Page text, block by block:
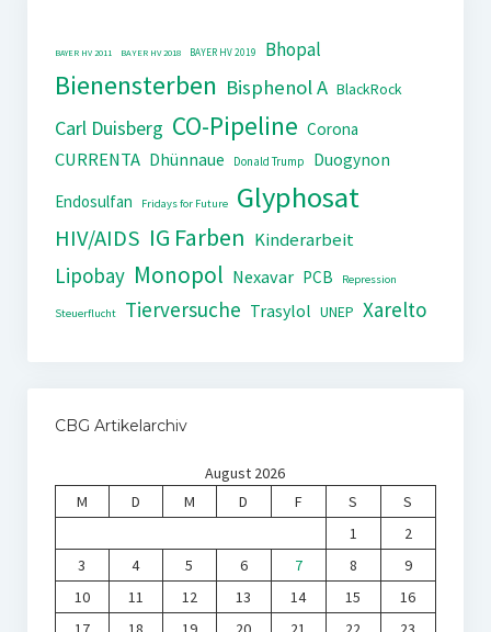
BAYER HV 2011 BAYER HV 2018 BAYER HV 2019 Bhopal
Bienensterben Bisphenol A BlackRock
Carl Duisberg CO-Pipeline Corona
CURRENTA Dhünnaue Donald Trump
Duogynon
Endosulfan
Fridays for Future Glyphosat
HIV/AIDS IG Farben Kinderarbeit
Lipobay Monopol Nexavar PCB Repression
Steuerflucht Tierversuche Trasylol UNEP Xarelto
CBG Artikelarchiv
August 2026
M
D M D F S
S
1
2
3
4 5 6 7 8
9
10
11 12 13 14 15
16